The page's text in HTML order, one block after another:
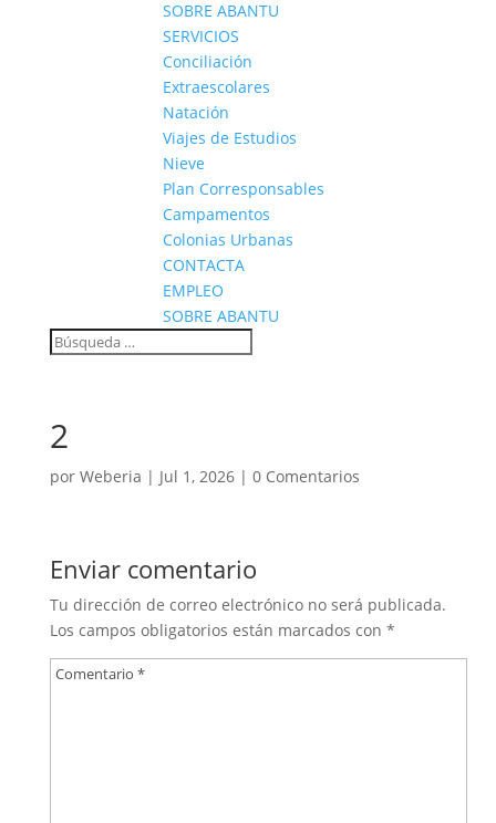
SOBRE ABANTU
SERVICIOS
Conciliación
Extraescolares
Natación
Viajes de Estudios
Nieve
Plan Corresponsables
Campamentos
Colonias Urbanas
CONTACTA
EMPLEO
SOBRE ABANTU
2
por Weberia | Jul 1, 2026| 0 Comentarios
Enviar comentario
Tu dirección de correo electrónico no será publicada.
Los campos obligatorios están marcados con *